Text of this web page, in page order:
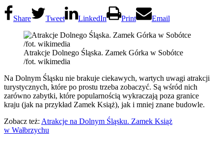
Share Tweet LinkedIn Print Email
Atrakcje Dolnego Śląska. Zamek Górka w Sobótce
/fot. wikimedia
Na Dolnym Śląsku nie brakuje ciekawych, wartych uwagi atrakcji
turystycznych, które po prostu trzeba zobaczyć. Są wśród nich
zarówno zabytki, które popularnością wykraczają poza granice
kraju (jak na przykład Zamek Książ), jak i mniej znane budowle.
Zobacz też: Atrakcje na Dolnym Śląsku. Zamek Książ
w Wałbrzychu